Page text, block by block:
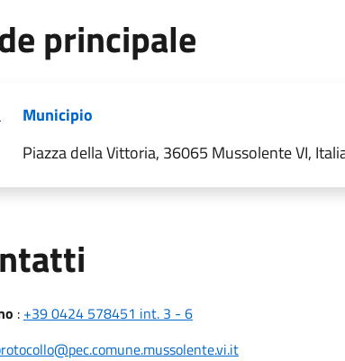
principale
Municipio
Piazza della Vittoria, 36065 Mussolente VI,
: +39 0424 578451 int. 3 - 6